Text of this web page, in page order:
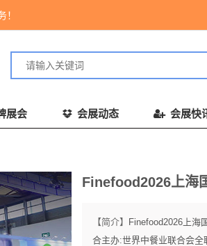
展会 会展动态 会展快
Finefood2026上海
【简介】
Finefood2026上海
合主办:世界中餐业联合会全